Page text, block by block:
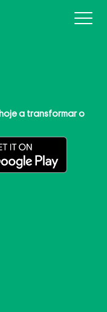
a transformar o